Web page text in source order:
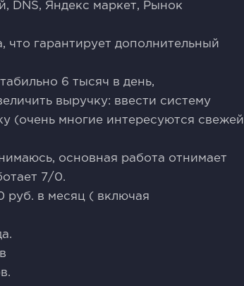
DNS, Яндекс маркет, Рынок
что гарантирует дополнительный
6 тысяч в день,
выручку: ввести систему
(очень многие интересуются свежей
основная работа отнимает
7/0.
руб. в месяц ( включая